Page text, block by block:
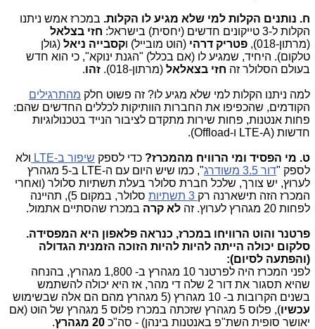
ח. נותנים הקלות למי שלא מגיע לו הקלות. במכרז אמש ניתנו
הקלות ל-3 טייקונים חדשים (יחסית) בישראל:
חזי בצלאל
(מרתון-018),
פטריק דרהי (הוט מובייל) וקסבייה ניאל (גולן
טלקום). היחיד, שמגיע לו (אם בכלל) "הגנת ינוקא", כי הוא חדש
בעולם הסלולר זה חזי בצאלאל (מרתון-018). זהו.
למה ניתנו הקלות למי שלא מגיע לו? זה פשוט חלק מהתרגילים
הקודמים, שהכפיפו את החברות הוותיקות לכללים החדשים שהם:
פחות אנטנות, פחות שירות מתקדם לציבור הנייד בטכנולוגיות
חדשות (LTE-A ו-Offload).
ט. מי הפסיד ומי הרוויח מהמכרז? כדי לספק שיפור ב-LTE
ולא
לספק "דור 3.5 משודרג
", כמו שיש היום עם ה-LTE ב-5 מגהרץ
לערוץ, יש צורך, שלכל חברת סלולר בעלת תשתיות סלולר (ואחרי
המכרז הזה תישארנה רק
סלולר, במקום 5), תהיינה
לפחות 20 מגהרץ לערוץ. זה
לא קרה במכרז שהסתיים אתמול.
פרטנר והוט הרוויחו במכרז, כנראה פלאפון היא המפסידה.
סלקום יכולה הייתה להיות להיות הזוכה הזמנית הגדולה
(והפתעה לסיום):
לפני המכרז היה לפרטנר 10 מגהרץ ב- 1,800 מגהרץ, בהנחה
שהיא תסגור את דור 2 שלה די מהר, אז היא יכולה להשתמש
בשנים הקרובות ב- 10 מגהרץ (5 מגהרץ מהם הם אלה שבשימוש
עכשיו
), פלוס 5 מגהרץ שזכתה במכרז פלוס 5 מגהרץ של הוט (אם
יאושר סופית השת"פ באנטנות בינהן) - סה"כ 20 מגהרץ .